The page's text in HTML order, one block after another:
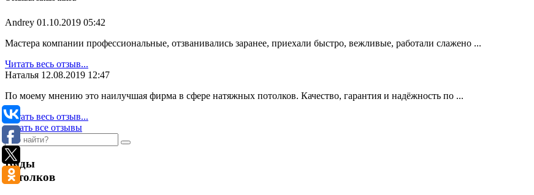
Andrey 01.10.2019 05:42
Мастера компании профессиональные, отзванивались заранее, приехали быстро, вежливые, работали слажено ...
Читать весь отзыв...
Наталья 12.08.2019 12:47
По моему мнению это наилучшая фирма в сфере натяжных потолков. Качество, гарантия и надёжность по ...
Читать весь отзыв...
читать все отзывы
Виды
потолков